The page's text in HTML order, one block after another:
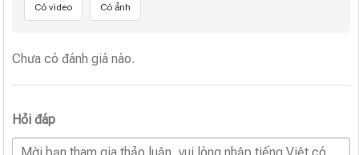
Có video Có ảnh
Chưa có đánh giá nào.
Hỏi đáp